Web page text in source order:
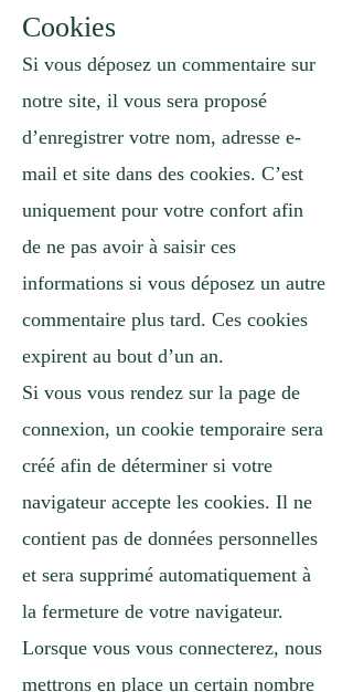
Cookies
Si vous déposez un commentaire sur
notre site, il vous sera proposé
d’enregistrer votre nom, adresse e-
mail et site dans des cookies. C’est
uniquement pour votre confort afin
de ne pas avoir à saisir ces
informations si vous déposez un autre
commentaire plus tard. Ces cookies
expirent au bout d’un an.
Si vous vous rendez sur la page de
connexion, un cookie temporaire sera
créé afin de déterminer si votre
navigateur accepte les cookies. Il ne
contient pas de données personnelles
et sera supprimé automatiquement à
la fermeture de votre navigateur.
Lorsque vous vous connecterez, nous